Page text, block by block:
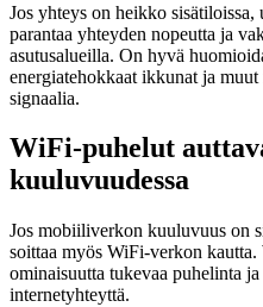
Jos yhteys on heikko
parantaa yhteyden nopeutta ja
asutusalueilla. On hyvä
energiatehokkaat ikkunat ja
signaalia.
WiFi-puhelut
kuuluvuudessa
Jos mobiiliverkon kuuluvuus on
soittaa myös WiFi-verkon
ominaisuutta tukevaa puhelinta
internetyhteyttä.